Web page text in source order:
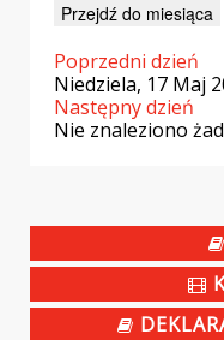
Przejdź do miesiąca
Poprzedni dzień
Niedziela, 17 Maj
Następny dzień
Nie znaleziono